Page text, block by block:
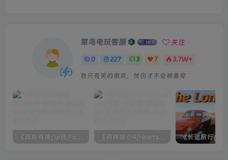
菜鸟电玩客服 关注
0 227 3 7 3.7W+
我只有笑的很欢，忧伤才不会被看穿
《双影奇境(Split Fiction)》单机版/联机版[v1.0 单机版/联机版] 《钢铁雄心4(Hearts of Iron IV)》单机版/联机版[v1.16.0 整合全部DLCs ]